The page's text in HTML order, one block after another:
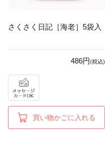
さくさく日記［海老］5袋入
486円(税込)
買い物かごに入れる